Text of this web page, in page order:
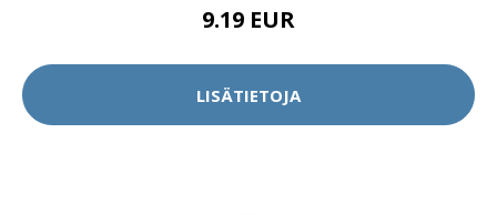
9.19 EUR
LISÄTIETOJA